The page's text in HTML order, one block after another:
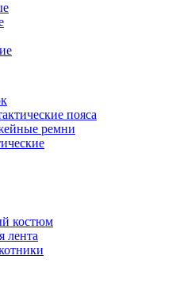
пояса
ремни
костюм
лента